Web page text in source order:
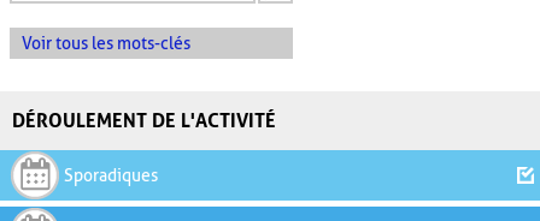
Voir tous les mots-clés
DÉROULEMENT DE L'ACTIVITÉ
Sporadiques